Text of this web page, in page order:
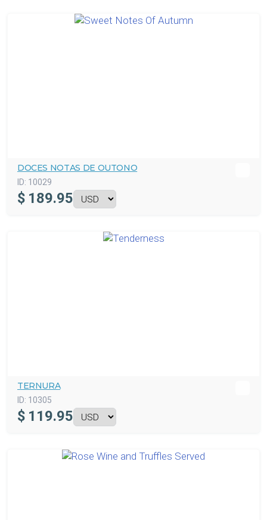
DOCES NOTAS DE OUTONO
ID: 10029
$ 189.95
TERNURA
ID: 10305
$ 119.95